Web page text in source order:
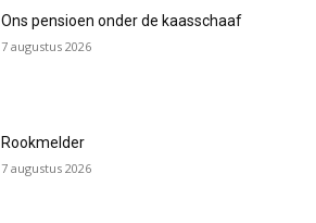
Ons pensioen onder de kaasschaaf
7 augustus 2026
Rookmelder
7 augustus 2026